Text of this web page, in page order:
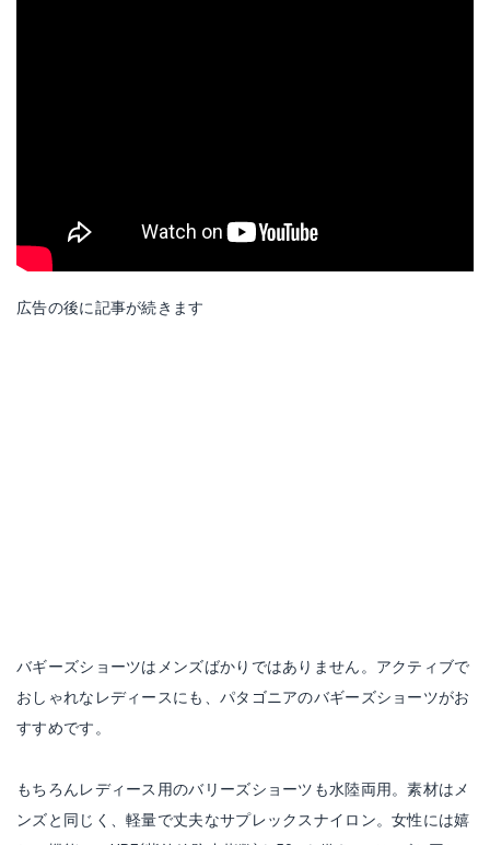
広告の後に記事が続きます
バギーズショーツはメンズばかりではありません。アクティブで
おしゃれなレディースにも、パタゴニアのバギーズショーツがお
すすめです。
もちろんレディース用のバリーズショーツも水陸両用。素材はメ
ンズと同じく、軽量で丈夫なサプレックスナイロン。女性には嬉